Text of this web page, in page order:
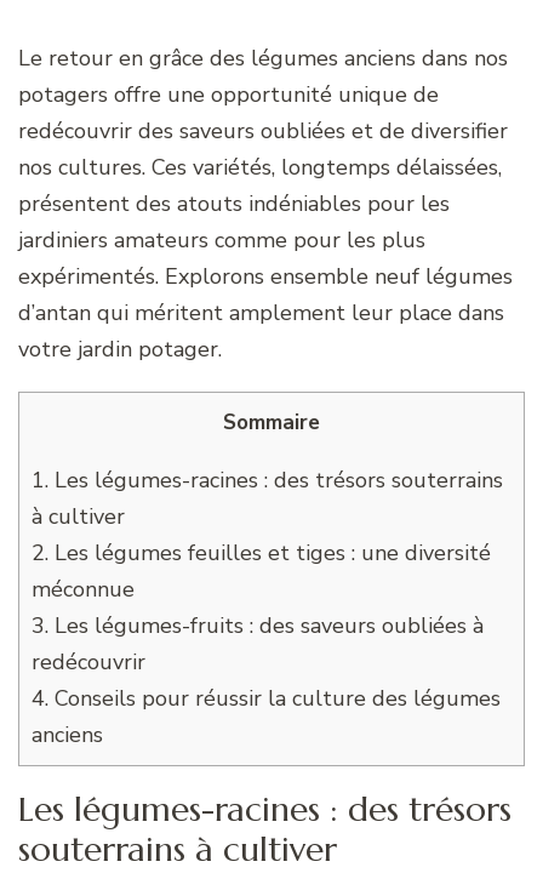
Le retour en grâce des légumes anciens dans nos
potagers offre une opportunité unique de
redécouvrir des saveurs oubliées et de diversifier
nos cultures. Ces variétés, longtemps délaissées,
présentent des atouts indéniables pour les
jardiniers amateurs comme pour les plus
expérimentés. Explorons ensemble neuf légumes
d’antan qui méritent amplement leur place dans
votre jardin potager.
Sommaire
1. Les légumes-racines : des trésors souterrains
à cultiver
2. Les légumes feuilles et tiges : une diversité
méconnue
3. Les légumes-fruits : des saveurs oubliées à
redécouvrir
4. Conseils pour réussir la culture des légumes
anciens
Les légumes-racines : des trésors
souterrains à cultiver